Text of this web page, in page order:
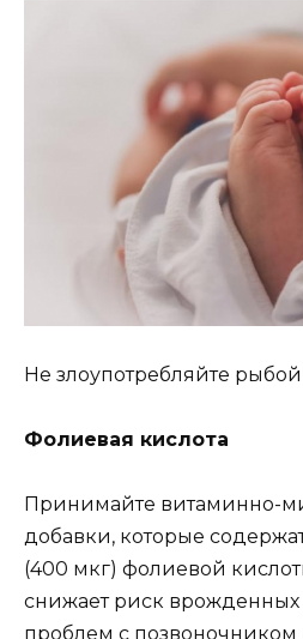
Не злоупотребляйте
Фолиевая кислота
Принимайте витаминно-
добавки, которые
(400 мкг) фолиевой
снижает риск врожденных
проблем с позвоночником